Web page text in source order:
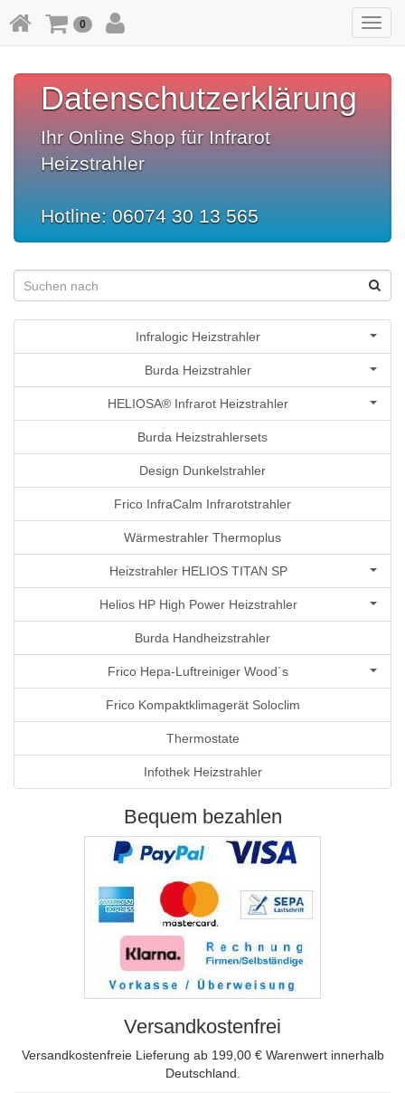
0
Datenschutzerklärung
Ihr Online Shop für Infrarot
Heizstrahler
Hotline: 06074 30 13 565
Infralogic Heizstrahler
Burda Heizstrahler
HELIOSA® Infrarot Heizstrahler
Burda Heizstrahlersets
Design Dunkelstrahler
Frico InfraCalm Infrarotstrahler
Wärmestrahler Thermoplus
Heizstrahler HELIOS TITAN SP
Helios HP High Power Heizstrahler
Burda Handheizstrahler
Frico Hepa-Luftreiniger Wood´s
Frico Kompaktklimagerät Soloclim
Thermostate
Infothek Heizstrahler
Bequem bezahlen
Versandkostenfrei
Versandkostenfreie Lieferung ab 199,00 € Warenwert innerhalb
Deutschland.